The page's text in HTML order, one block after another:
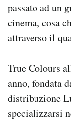
passato ad un
cinema, cosa
attraverso il
True Colours
anno, fondata
distribuzione
specializzarsi